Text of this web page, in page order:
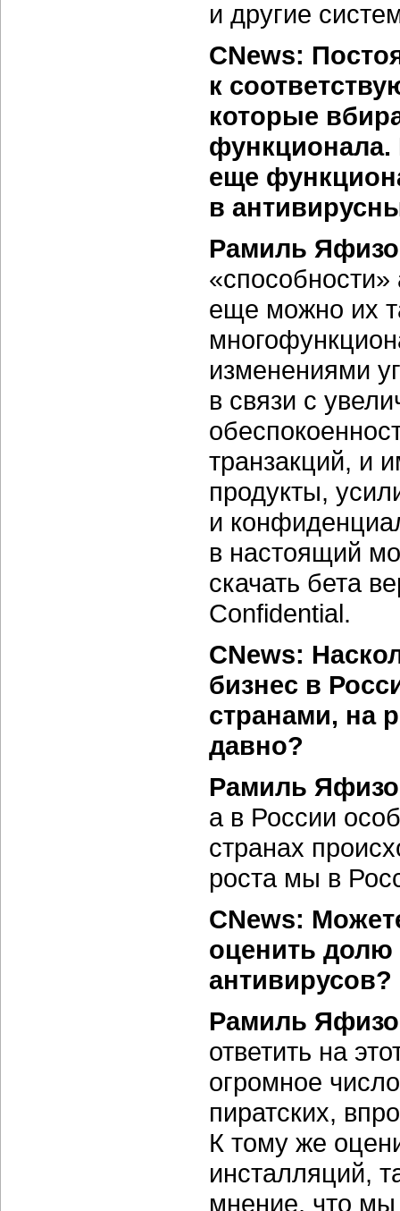
и другие
CNews:
к
которые
функционала.
еще
в
Рамиль
еще можно их
изменениями
в связи с
транзакций, и
продукты,
и
в настоящий
скачать бета
Confidential.
CNews:
бизнес в
странами, на
давно?
Рамиль
а в России
странах
роста мы в
CNews:
оценить долю
антивирусов?
Рамиль
ответить на
огромное
пиратских,
К тому же
инсталляций,
мнение, что мы